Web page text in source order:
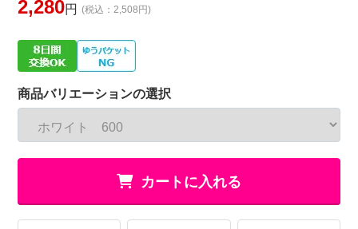
2,280円 (税込：2,508円)
商品バリエーションの選択
カートに入れる